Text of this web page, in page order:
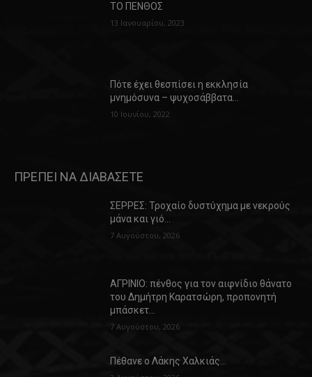
ΤΟ ΠΕΝΘΟΣ
13 Ιανουαρίου, 2023
Πότε έχει θεσπίσει η εκκλησία
μνημόσυνα – ψυχοσάββατα…
10 Ιουνίου, 2022
ΠΡΕΠΕΙ ΝΑ ΔΙΑΒΑΣΕΤΕ
ΣΕΡΡΕΣ: Τροχαίο δυστύχημα με νεκρούς
μάνα και γιό…
7 Αυγούστου, 2026
ΑΓΡΙΝΙΟ: πένθος για τον αιφνίδιο θάνατο
του Δημήτρη Καρατσώρη, προπονητή
μπάσκετ…
7 Αυγούστου, 2026
Πέθανε ο Λάκης Χαλκιάς…